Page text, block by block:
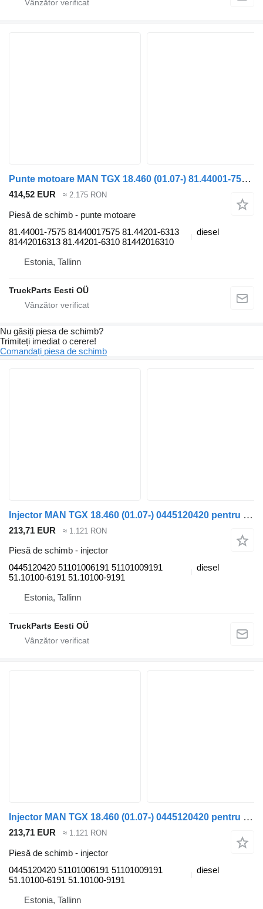
Punte motoare MAN TGX 18.460 (01.07-) 81.44001-7575 pentru cap tractor MAN TGL, TGM, TGS, TGX (2005-2021)
414,52 EUR ≈ 2.175 RON
Piesă de schimb - punte motoare
81.44001-7575 81440017575 81.44201-6313
81442016313 81.44201-6310 81442016310
diesel
Estonia, Tallinn
TruckParts Eesti OÜ
Nu găsiți piesa de schimb?
Trimiteți imediat o cerere!
Comandați piesa de schimb
Injector MAN TGX 18.460 (01.07-) 0445120420 pentru cap tractor MAN TGL, TGM, TGS, TGX (2005-2021)
213,71 EUR ≈ 1.121 RON
Piesă de schimb - injector
0445120420 51101006191 51101009191
51.10100-6191 51.10100-9191
diesel
Estonia, Tallinn
TruckParts Eesti OÜ
Injector MAN TGX 18.460 (01.07-) 0445120420 pentru cap tractor MAN TGL, TGM, TGS, TGX (2005-2021)
213,71 EUR ≈ 1.121 RON
Piesă de schimb - injector
0445120420 51101006191 51101009191
51.10100-6191 51.10100-9191
diesel
Estonia, Tallinn